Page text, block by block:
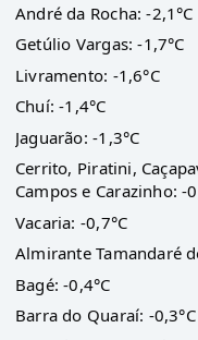
André da Rocha: -2,1°C
Getúlio Vargas: -1,7°C
Livramento: -1,6°C
Chuí: -1,4°C
Jaguarão: -1,3°C
Cerrito, Piratini,
Campos e Carazinho: -
Vacaria: -0,7°C
Almirante Tamandaré
Bagé: -0,4°C
Barra do Quaraí: -0,3°C